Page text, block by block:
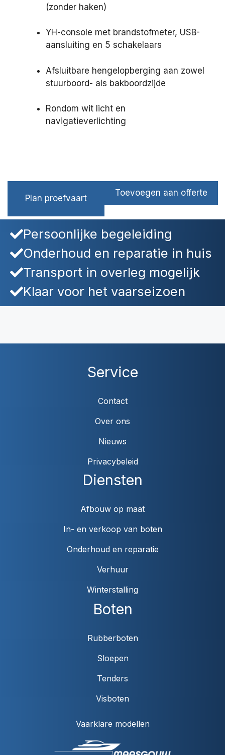
(zonder haken)
YH-console met brandstofmeter, USB-
aansluiting en 5 schakelaars
Afsluitbare hengelopberging aan zowel
stuurboord- als bakboordzijde
Rondom wit licht en
navigatieverlichting
Plan proefvaart
Toevoegen aan offerte
Persoonlijke begeleiding
Onderhoud en reparatie in huis
Transport in overleg mogelijk
Klaar voor het vaarseizoen
Boten
Rubberboten
Sloepen
Tenders
Visboten
Vaarklare modellen
Diensten
Afbouw op maat
In- en verkoop van boten
Onderhoud en reparatie
Verhuur
Winterstalling
Service
Contact
Over ons
Nieuws
Privacybeleid